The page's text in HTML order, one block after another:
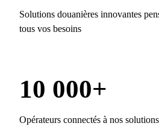
Solutions douanières innovantes
tous vos besoins
10 000+
Opérateurs connectés à nos